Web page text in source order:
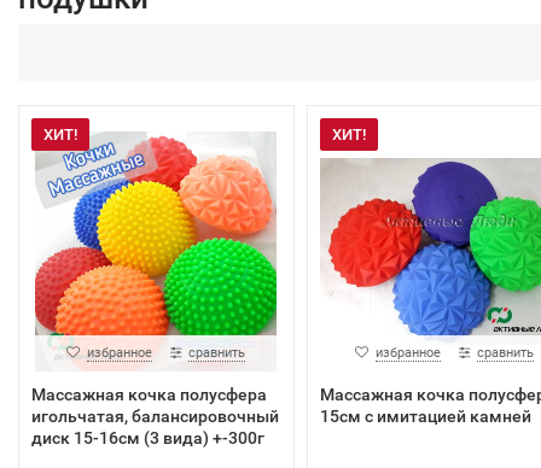
ХИТ!
избранное сравнить
Массажная кочка полусфера
игольчатая, балансировочный
диск 15-16см (3 вида) +-300г
ХИТ!
избранное сравнить
Массажная кочка
15см с имитацией камней